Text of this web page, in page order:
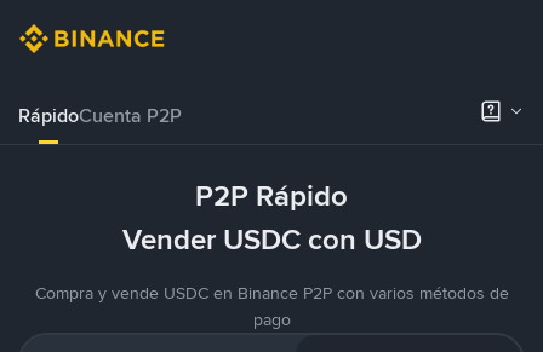
RápidoCuenta P2P
P2P Rápido
Vender USDC con USD
Compra y vende USDC en Binance P2P con varios métodos de
pago